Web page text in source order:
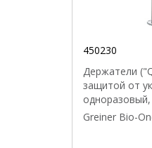
450230
Держатели
защитой от
Greiner Bio-